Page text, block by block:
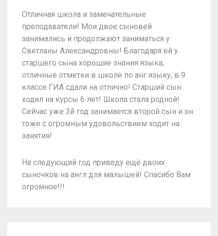
Отличная школа и замечательные
преподаватели! Мои двое сыновей
занимались и продолжают заниматься у
Светланы Александровны! Благодаря ей у
старшего сына хорошие знания языка,
отличные отметки в школе по анг языку, в 9
классе ГИА сдали на отлично! Старший сын
ходил на курсы 6 лет! Школа стала родной!
Сейчас уже 3й год занимается второй сын и он
тоже с огромным удовольствием ходит на
занятия!
На следующий год приведу ещё двоих
сыночков на англ для малышей! Спасибо Вам
огромное!!!